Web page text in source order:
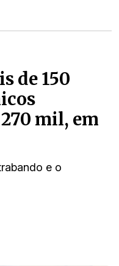
de 150
mil, em
e o